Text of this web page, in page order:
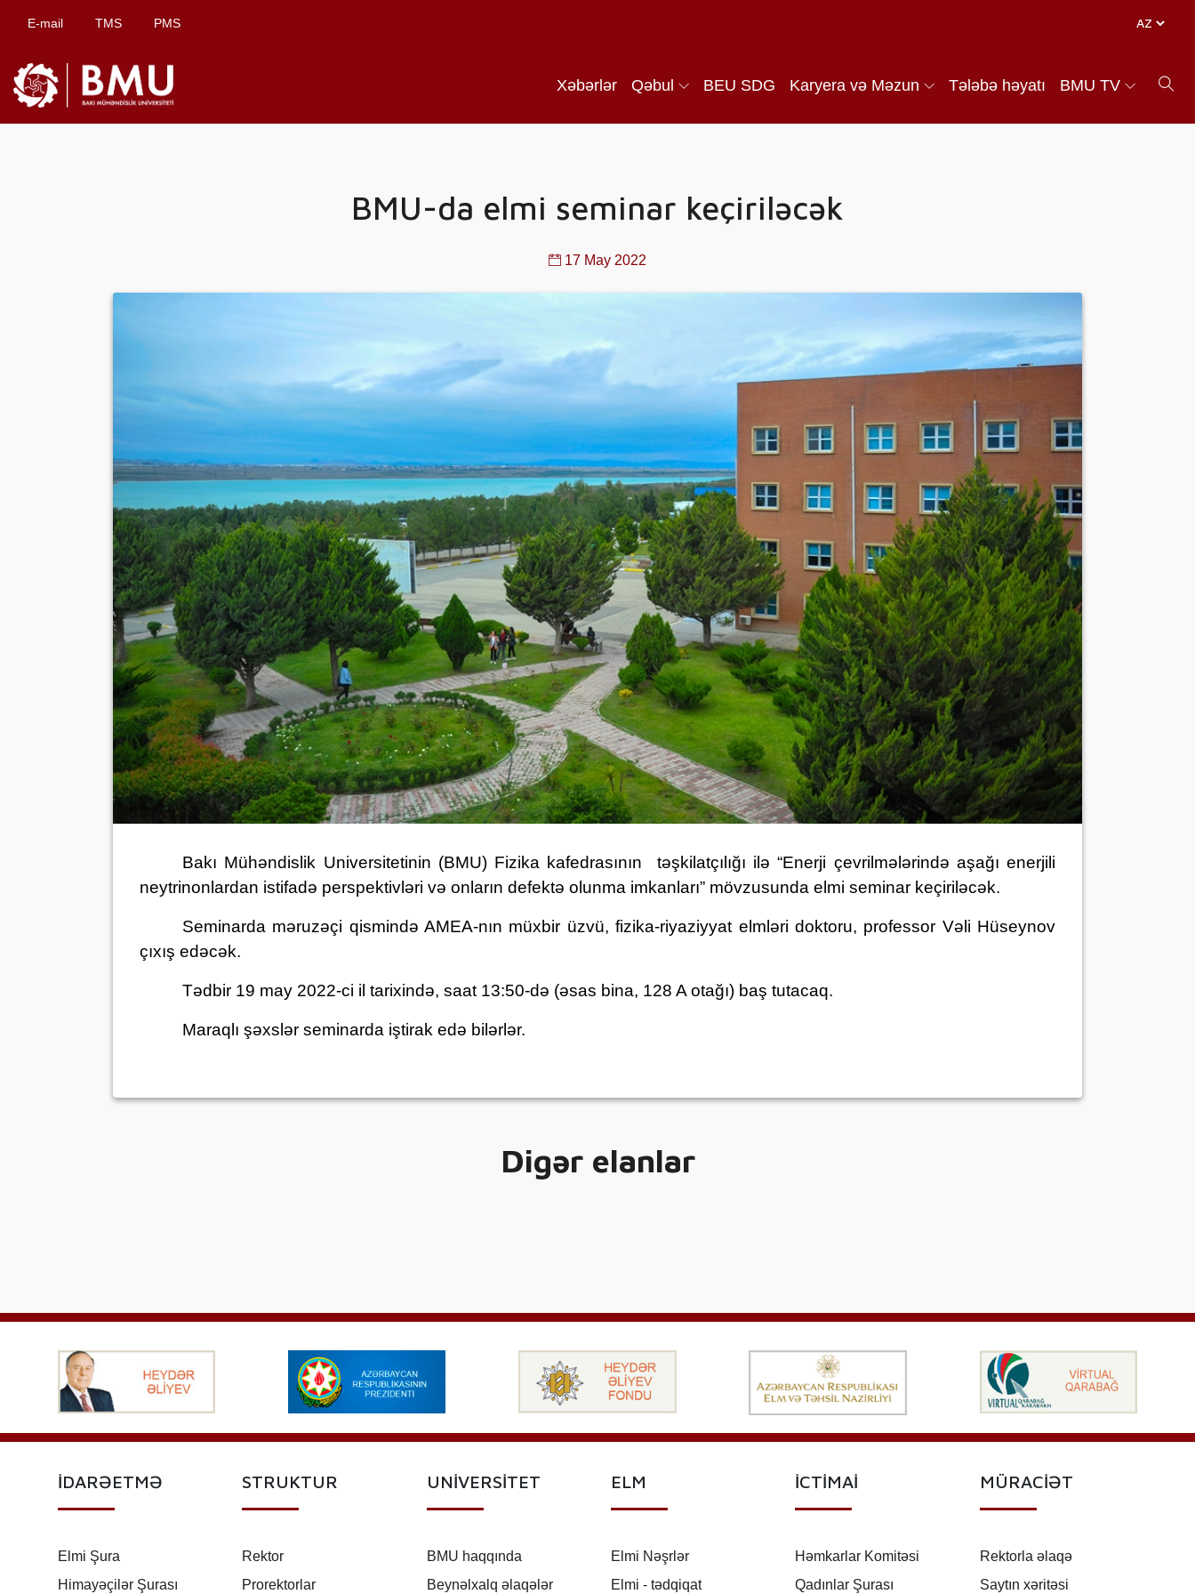
E-mail TMS PMS
Xəbərlər Qəbul BEU SDG Karyera və Məzun Tələbə həyatı BMU TV
BMU-da elmi seminar keçiriləcək
17 May 2022
Bakı Mühəndislik Universitetinin (BMU) Fizika kafedrasının
təşkilatçılığı ilə “Enerji çevrilmələrində aşağı enerjili
neytrinonlardan istifadə perspektivləri və onların defektə olunma imkanları” mövzusunda elmi seminar keçiriləcək.
Seminarda məruzəçi qismində AMEA-nın müxbir üzvü, fizika-riyaziyyat elmləri doktoru, professor Vəli Hüseynov
çıxış edəcək.
Tədbir 19 may 2022-ci il tarixində, saat 13:50-də (əsas bina, 128 A otağı) baş tutacaq.
Maraqlı şəxslər seminarda iştirak edə bilərlər.
Digər elanlar
İDARƏETMƏ
Elmi Şura
Himayəçilər Şurası
STRUKTUR
Rektor
Prorektorlar
UNİVERSİTET
BMU haqqında
Beynəlxalq əlaqələr
ELM
Elmi Nəşrlər
Elmi - tədqiqat
İCTİMAİ
Həmkarlar Komitəsi
Qadınlar Şurası
MÜRACİƏT
Rektorla əlaqə
Saytın xəritəsi